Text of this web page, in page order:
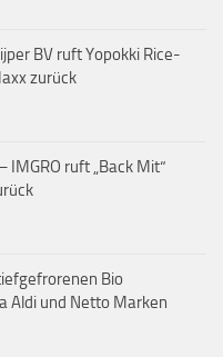
BV ruft Yopokki Rice-
zurück
IMGRO ruft „Back Mit“
Bio
Aldi und Netto Marken